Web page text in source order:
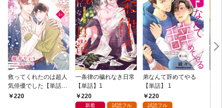
救ってくれたのは超人
気俳優でした【単話】
1 220
一条律の穢れなき日常
【単話】1
220
新着 試読フル
弟なんて辞めてやる
【単話】 1
220
試読フル
は